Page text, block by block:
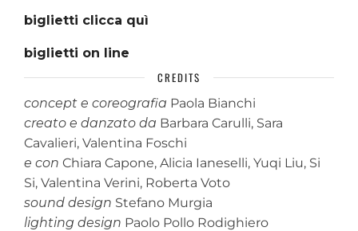
biglietti clicca quì
biglietti on line
CREDITS
concept e coreografia Paola Bianchi
creato e danzato da Barbara Carulli, Sara
Cavalieri, Valentina Foschi
e con Chiara Capone, Alicia Ianeselli, Yuqi Liu, Si
Si, Valentina Verini, Roberta Voto
sound design Stefano Murgia
lighting design Paolo Pollo Rodighiero